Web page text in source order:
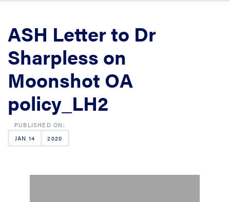
ASH Letter to Dr
Sharpless on
Moonshot OA
policy_LH2
JAN 14 2020